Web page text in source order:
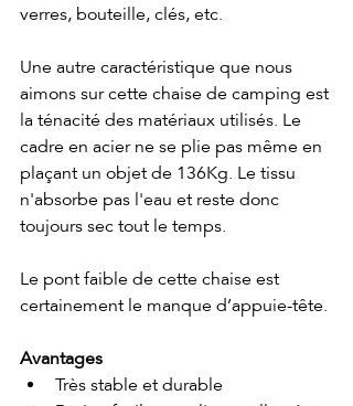
verres, bouteille, clés, etc.
Une autre caractéristique que nous
aimons sur cette chaise de camping est
la ténacité des matériaux utilisés. Le
cadre en acier ne se plie pas même en
plaçant un objet de 136Kg. Le tissu
n'absorbe pas l'eau et reste donc
toujours sec tout le temps.
Le pont faible de cette chaise est
certainement le manque d’appuie-tête.
Avantages
Très stable et durable